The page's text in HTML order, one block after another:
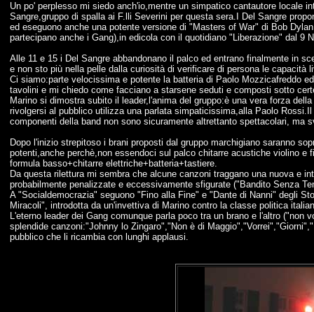
Un po' perplesso mi siedo anch'io,mentre un simpatico cantautore locale
Sangre,gruppo di spalla ai F.lli Severini per questa sera.I Del Sangre
ed eseguono anche una potente versione di "Masters of War" di Bob
partecipano anche i Gang),in edicola con il quotidiano "Liberazione" dal 9
Alle 11 e 15 i Del Sangre abbandonano il palco ed entrano finalmente in
e non sto più nella pelle dalla curiosità di verificare di persona le capacità
Ci siamo:parte velocissima e potente la batteria di Paolo Mozzicafreddo
tavolini e mi chiedo come facciano a starsene seduti e composti sotto
Marino si dimostra subito il leader,l'anima del gruppo:è una vera forza
rivolgersi al pubblico utilizza una parlata simpaticissima,alla Paolo
componenti della band non sono sicuramente altrettanto spettacolari,
Dopo l'inizio strepitoso i brani proposti dal gruppo marchigiano saranno
potenti,anche perchè,non essendoci sul palco chitarre acustiche violino
formula basso+chitarre elettriche+batteria+tastiere.
Da questa rilettura mi sembra che alcune canzoni traggano una nuova e
probabilmente penalizzate e eccessivamente sfigurate ("Bandito Senza
A "Socialdemocrazia" seguono "Fino alla Fine" e "Dante di Nanni" degli
Miracoli", introdotta da un'invettiva di Marino contro la classe politica
L'eterno leader dei Gang comunque parla poco tra un brano e l'altro ("non
splendide canzoni:"Johnny lo Zingaro","Non è di
pubblico che li ricambia con lunghi applausi.